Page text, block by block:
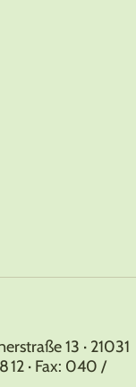
13 · 21031
12 · Fax: 040 /